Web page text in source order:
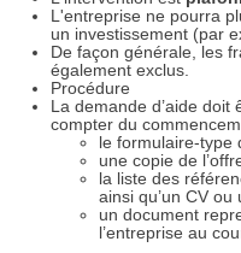
L'entreprise ne pourra
un investissement (par
De façon générale, les
également exclus.
Procédure
La demande d’aide
compter du
le formulaire-type
une copie de
la liste des
ainsi qu’un CV
un document
l’entreprise au